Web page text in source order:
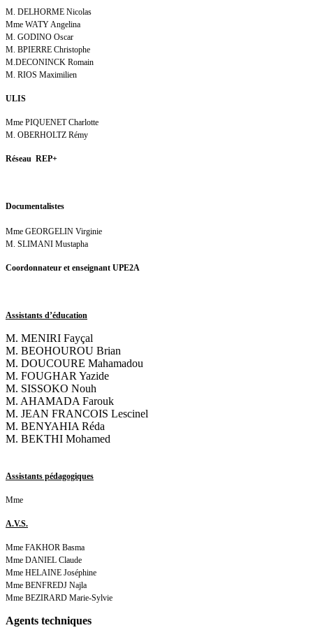
M. DELHORME Nicolas
Mme WATY Angelina
M. GODINO Oscar
M. BPIERRE Christophe
M.DECONINCK Romain
M. RIOS Maximilien
ULIS
Mme PIQUENET Charlotte
M. OBERHOLTZ Rémy
Réseau REP+
Documentalistes
Mme GEORGELIN Virginie
M. SLIMANI Mustapha
Coordonnateur et enseignant UPE2A
Assistants d’éducation
M. MENIRI Fayçal
M. BEOHOUROU Brian
M. DOUCOURE Mahamadou
M. FOUGHAR Yazide
M. SISSOKO Nouh
M. AHAMADA Farouk
M. JEAN FRANCOIS Lescinel
M. BENYAHIA Réda
M. BEKTHI Mohamed
Assistants pédagogiques
Mme
A.V.S.
Mme FAKHOR Basma
Mme DANIEL Claude
Mme HELAINE Joséphine
Mme BENFREDJ Najla
Mme BEZIRARD Marie-Sylvie
Agents techniques